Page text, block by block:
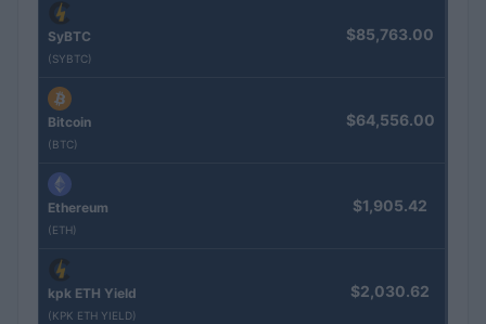
SyBTC
(SYBTC)
$85,763.00
Bitcoin
(BTC)
$64,556.00
Ethereum
(ETH)
$1,905.42
kpk ETH Yield
(KPK ETH YIELD)
$2,030.62